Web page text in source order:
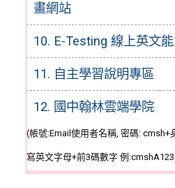
畫網站
10. E-Testing 線上英文能
11. 自主學習說明專區
12. 國中翰林雲端學院
(帳號:Email使用者名稱, 密碼: cmsh+
寫英文字母+前3碼數字 例